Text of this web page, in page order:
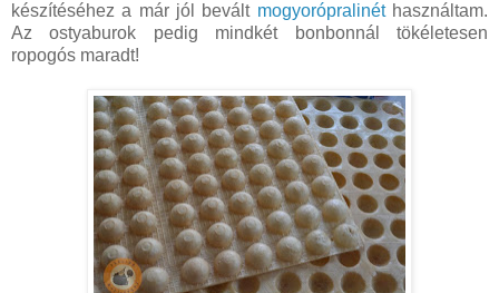
készítéséhez a már jól bevált mogyorópralinéthasználtam.
Az ostyaburok pedig mindkét bonbonnál tökéletesen
ropogós maradt!